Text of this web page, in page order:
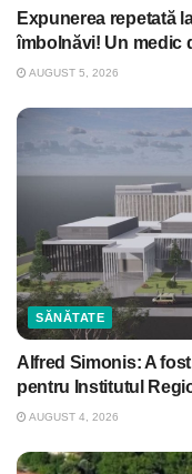
Expunerea repetată
îmbolnăvi! Un medic
AUGUST 5, 2026
SĂNĂTATE
Alfred Simonis: A
pentru Institutul
AUGUST 4, 2026